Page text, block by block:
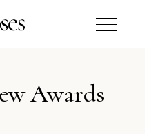
Awards